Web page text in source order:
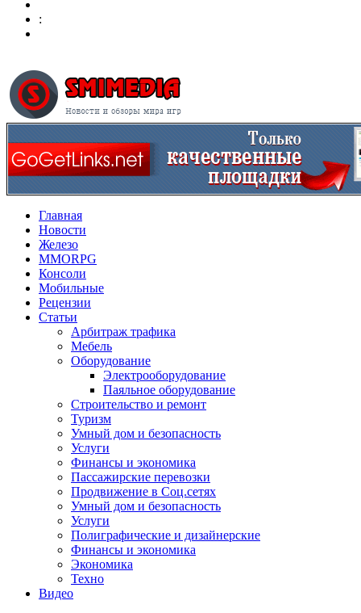
:
Главная
Новости
Железо
MMORPG
Консоли
Мобильные
Рецензии
Статьи
Арбитраж трафика
Мебель
Оборудование
Электрооборудование
Паяльное оборудование
Строительство и ремонт
Туризм
Умный дом и безопасность
Услуги
Финансы и экономика
Пассажирские перевозки
Продвижение в Соц.сетях
Умный дом и безопасность
Услуги
Полиграфические и дизайнерские
Финансы и экономика
Экономика
Техно
Видео